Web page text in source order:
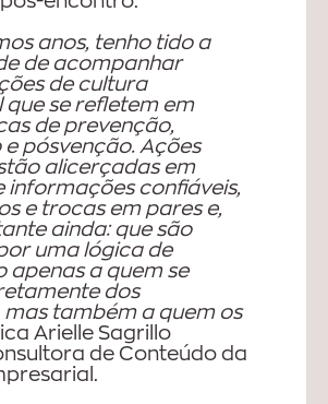
anos, tenho tido a
de acompanhar
de cultura
que se refletem em
de prevenção,
pósvenção. Ações
alicerçadas em
informações confiáveis,
e trocas em pares e,
ainda: que são
uma lógica de
apenas a quem se
dos
também a quem os
Arielle Sagrillo
de Conteúdo da